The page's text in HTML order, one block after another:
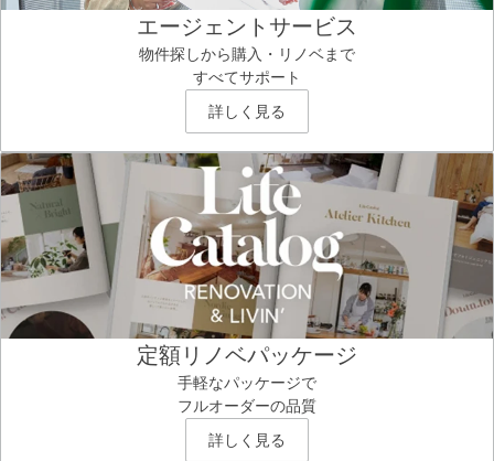
エージェントサービス
物件探しから購入・リノベまで
すべてサポート
詳しく見る
定額リノベパッケージ
手軽なパッケージで
フルオーダーの品質
詳しく見る